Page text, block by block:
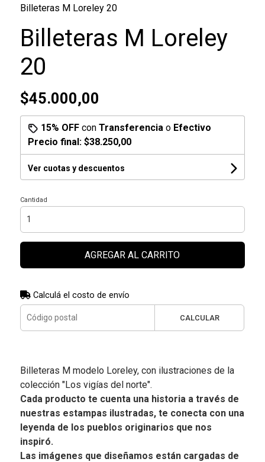
Billeteras M Loreley 20
Billeteras M Loreley
20
$45.000,00
15% OFFcon Transferencia o Efectivo
Precio final: $38.250,00
Ver cuotas y descuentos
Cantidad
AGREGAR AL CARRITO
Calculá el costo de envío
CALCULAR
Billeteras M modelo Loreley, con ilustraciones de la
colección "Los vigías del norte".
Cada producto te cuenta una historia a través de
nuestras estampas ilustradas, te conecta con una
leyenda de los pueblos originarios que nos
inspiró.
Las imágenes que diseñamos están cargadas de